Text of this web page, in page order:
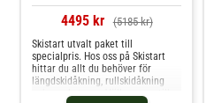
4495 kr (5185 kr)
Skistart utvalt paket till
specialpris. Hos oss på Skistart
hittar du allt du behöver för
längdskidåkning, rullskidåkning
och mycket mer. Välkommen till